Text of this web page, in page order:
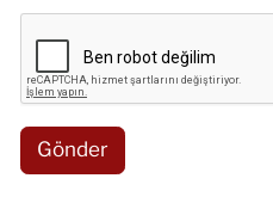
Gönder